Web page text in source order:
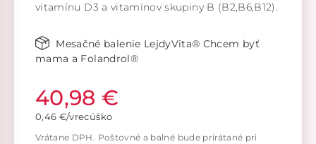
vitamínu D3 a vitamínov skupiny B (B2,B6,B12).
Mesačné balenie LejdyVita® Chcem byť
mama a Folandrol®
40,98 €
0,46 €/vrecúško
Vrátane DPH. Poštovné a balné bude prirátané pri